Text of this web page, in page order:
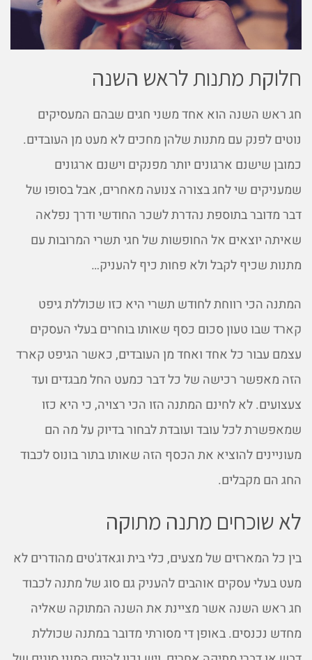
חלוקת מתנות לראש השנה
חג ראש השנה הוא אחד משני חגים שבהם המעסיקים
נוטים לפנק עם מתנות שלהן מחכים לא מעט מן העובדים.
כמובן שישנם ארגונים יותר מפנקים וישנם ארגונים
שמעניקים שי לחג בצורה צנועה מאחרים, אבל בסופו של
דבר מדובר בתוספת נהדרת לשכר החודשי ודרך נפלאה
שאיתה יוצאים אל החופשות של חגי תשרי המרובות עם
מתנות שכיף לקבל ולא פחות כיף להעניק…
המתנה הכי רווחת לחודש תשרי היא כזו שכוללת גיפט
קארד שבו טעון סכום כסף שאותו בוחרים בעלי העסקים
עצמם עבור כל אחד ואחד מן העובדים, כאשר הגיפט קארד
הזה מאפשר רכישה של כל דבר כמעט החל מבגדים ועד
צעצועים. לא לחינם המתנה הזו הכי רצויה, כי היא כזו
שמאפשרת לכל עובד ועובדת לבחור בדיוק על מה הם
מעוניינים להוציא את הכסף הזה שאותו בתור בונוס לכבוד
החג הם מקבלים.
לא שוכחים מתנה מתוקה
בין כל המארזים של מצעים, כלי בית וגאדג'טים מהודרים לא
מעט בעלי עסקים אוהבים להעניק גם סוג של מתנה לכבוד
חג ראש השנה אשר מציינת את השנה המתוקה שאליה
מחדש נכנסים. באופן די מסורתי מדובר במתנה שכוללת